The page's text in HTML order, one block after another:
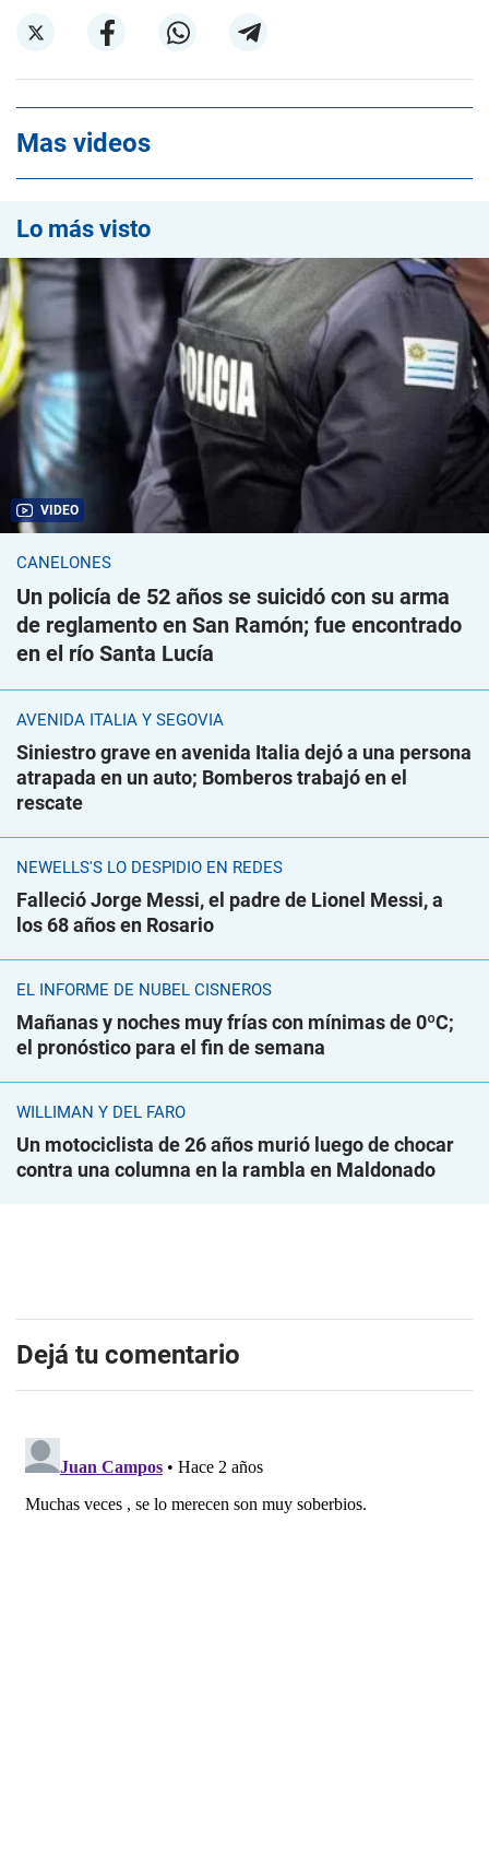
Mas videos
Lo más visto
VIDEO
CANELONES
Un policía de 52 años se suicidó con su arma
de reglamento en San Ramón; fue encontrado
en el río Santa Lucía
AVENIDA ITALIA Y SEGOVIA
Siniestro grave en avenida Italia dejó a una persona
atrapada en un auto; Bomberos trabajó en el
rescate
NEWELLS'S LO DESPIDIÓ EN REDES
Falleció Jorge Messi, el padre de Lionel Messi, a
los 68 años en Rosario
EL INFORME DE NUBEL CISNEROS
Mañanas y noches muy frías con mínimas de 0ºC;
el pronóstico para el fin de semana
WILLIMAN Y DEL FARO
Un motociclista de 26 años murió luego de chocar
contra una columna en la rambla en Maldonado
Dejá tu comentario